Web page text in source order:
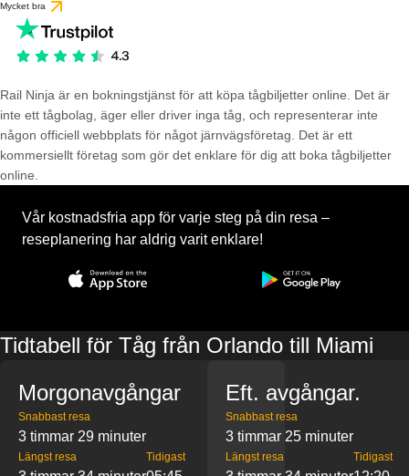
Mycket bra
Rail Ninja är en bokningstjänst för att köpa tågbiljetter online. Det är
inte ett tågbolag, äger eller driver inga tåg, och representerar inte
någon officiell webbplats för något järnvägsföretag. Det är ett
kommersiellt företag som gör det enklare för dig att boka tågbiljetter
online.
Vår kostnadsfria app för varje steg på din resa –
reseplanering har aldrig varit enklare!
Tidtabell för Tåg från Orlando till Miami
Morgonavgångar
Snabbast resa
3 timmar 29 minuter
Längst resa Tidigast
Eft. avgångar.
Snabbast resa
3 timmar 25 minuter
Längst resa Tidigast